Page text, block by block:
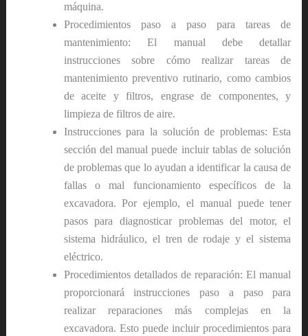
máquina.
Procedimientos paso a paso para tareas de
mantenimiento: El manual debe detallar
instrucciones sobre cómo realizar tareas de
mantenimiento preventivo rutinario, como cambios
de aceite y filtros, engrase de componentes, y
limpieza de filtros de aire.
Instrucciones para la solución de problemas: Esta
sección del manual puede incluir tablas de solución
de problemas que lo ayudan a identificar la causa de
fallas o mal funcionamiento específicos de la
excavadora. Por ejemplo, el manual puede tener
pasos para diagnosticar problemas del motor, el
sistema hidráulico, el tren de rodaje y el sistema
eléctrico.
Procedimientos detallados de reparación: El manual
proporcionará instrucciones paso a paso para
realizar reparaciones más complejas en la
excavadora. Esto puede incluir procedimientos para